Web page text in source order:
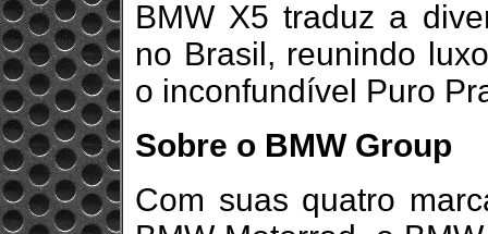
BMW X5 traduz a
no Brasil, reunindo
o inconfundível Puro
Sobre o BMW Group
Com suas quatro